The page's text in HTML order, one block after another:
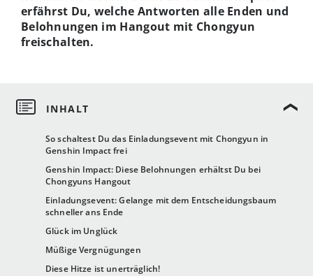
So schaltest Du das Einladungsevent mit Chongyun in
Genshin Impact frei
Genshin Impact: Diese Belohnungen erhältst Du bei
Chongyuns Hangout
Einladungsevent: Gelange mit dem Entscheidungsbaum
schneller ans Ende
Glück im Unglück
Müßige Vergnügungen
Diese Hitze ist unerträglich!
erfährst Du, welche Antworten alle Enden und
Belohnungen im Hangout mit Chongyun
freischalten.